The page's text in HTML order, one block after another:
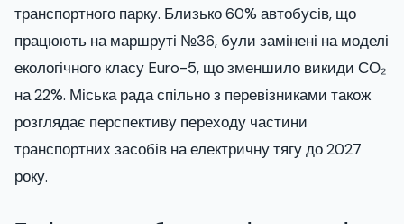
транспортного парку. Близько 60% автобусів, що
працюють на маршруті №36, були замінені на моделі
екологічного класу Euro-5, що зменшило викиди СО₂
на 22%. Міська рада спільно з перевізниками також
розглядає перспективу переходу частини
транспортних засобів на електричну тягу до 2027
року.